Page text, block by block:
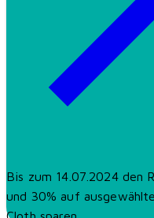
Bis zum 14.07.2024 den
und 30% auf